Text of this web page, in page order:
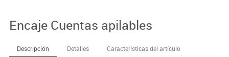
Encaje Cuentas apilables
Descripción Detalles Características del artículo